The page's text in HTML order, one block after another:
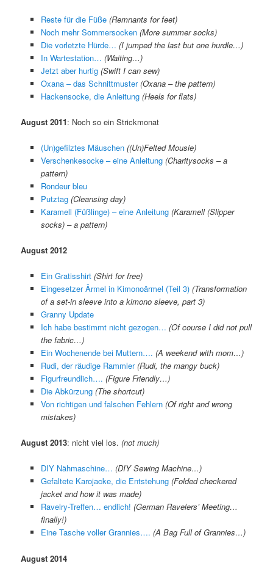
Reste für die Füße(Remnants for feet)
Noch mehr Sommersocken(More summer socks)
Die vorletzte Hürde… (I jumped the last but one hurdle…)
In Wartestation… (Waiting…)
Jetzt aber hurtig (Swift I can sew)
Oxana – das Schnittmuster(Oxana – the pattern)
Hackensocke, die Anleitung(Heels for flats)
August 2011: Noch so ein Strickmonat
(Un)gefilztes Mäuschen ((Un)Felted Mousie)
Verschenkesocke – eine Anleitung (Charitysocks – a
pattern)
Rondeur bleu
Putztag (Cleansing day)
Karamell (Füßlinge) – eine Anleitung (Karamell (Slipper
socks) – a pattern)
August 2012
Ein Gratisshirt (Shirt for free)
Eingesetzer Ärmel in Kimonoärmel (Teil 3) (Transformation
of a set-in sleeve into a kimono sleeve, part 3)
Granny Update
Ich habe bestimmt nicht gezogen… (Of course I did not pull
the fabric…)
Ein Wochenende bei Muttern…. (A weekend with mom…)
Rudi, der räudige Rammler (Rudi, the mangy buck)
Figurfreundlich…. (Figure Friendly…)
Die Abkürzung (The shortcut)
Von richtigen und falschen Fehlern (Of right and wrong
mistakes)
August 2013: nicht viel los.(not much)
DIY Nähmaschine… (DIY Sewing Machine…)
Gefaltete Karojacke, die Entstehung (Folded checkered
jacket and how it was made)
Ravelry-Treffen… endlich! (German Ravelers’ Meeting…
finally!)
Eine Tasche voller Grannies…. (A Bag Full of Grannies…)
August 2014